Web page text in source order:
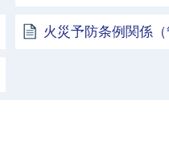
火災予防条例関係（